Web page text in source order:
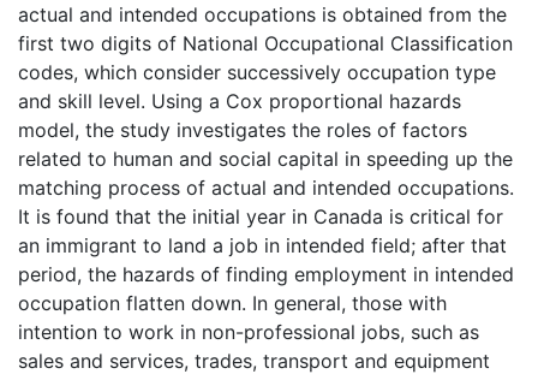
actual and intended occupations is obtained from the
first two digits of National Occupational Classification
codes, which consider successively occupation type
and skill level. Using a Cox proportional hazards
model, the study investigates the roles of factors
related to human and social capital in speeding up the
matching process of actual and intended occupations.
It is found that the initial year in Canada is critical for
an immigrant to land a job in intended field; after that
period, the hazards of finding employment in intended
occupation flatten down. In general, those with
intention to work in non-professional jobs, such as
sales and services, trades, transport and equipment